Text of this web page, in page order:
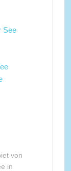
See
von
in